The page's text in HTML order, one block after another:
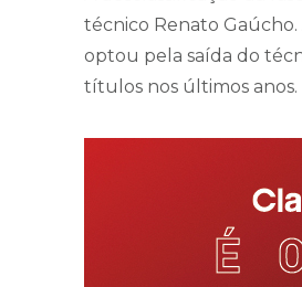
técnico Renato
optou pela saída do
títulos nos últimos anos.